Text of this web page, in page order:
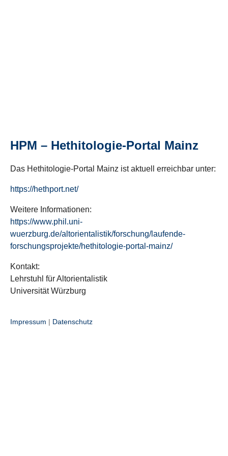
HPM – Hethitologie-Portal Mainz
Das Hethitologie-Portal Mainz ist aktuell erreichbar unter:
https://hethport.net/
Weitere Informationen:
https://www.phil.uni-
wuerzburg.de/altorientalistik/forschung/laufende-
forschungsprojekte/hethitologie-portal-mainz/
Kontakt:
Lehrstuhl für Altorientalistik
Universität Würzburg
Impressum | Datenschutz